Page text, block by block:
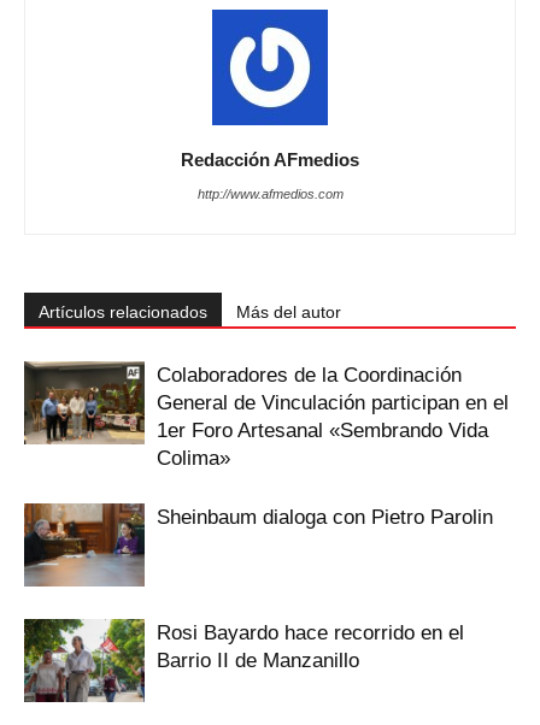
Redacción AFmedios
http://www.afmedios.com
Artículos relacionados Más del autor
Colaboradores de la Coordinación
General de Vinculación participan en el
1er Foro Artesanal «Sembrando Vida
Colima»
Sheinbaum dialoga con Pietro Parolin
Rosi Bayardo hace recorrido en el
Barrio II de Manzanillo